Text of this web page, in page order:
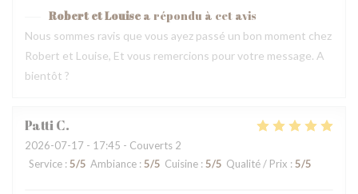
Robert et Louise a répondu à cet avis
Nous sommes ravis que vous ayez passé un bon moment chez
Robert et Louise, Et vous remercions pour votre message. A
bientôt ?
PattiC
2026-07-17 - 17:45 - Couverts 2
Service : 5/5 Ambiance : 5/5 Cuisine : 5/5 Qualité / Prix : 5/5